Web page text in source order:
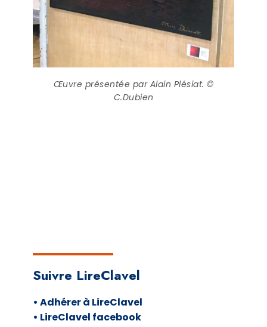
Œuvre présentée par Alain Plésiat. ©
C.Dubien
Suivre LireClavel
• Adhérer à LireClavel
• LireClavel facebook